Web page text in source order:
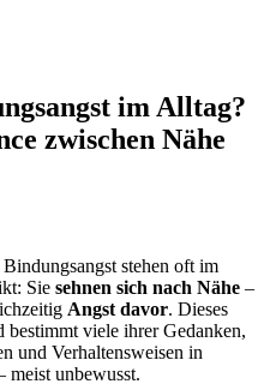
im Alltag?
zwischen Nähe
stehen oft im
Sie sehnen sich nach Nähe–
Angst davor. Dieses
bestimmt viele ihrer Gedanken,
und Verhaltensweisen in
meist unbewusst.